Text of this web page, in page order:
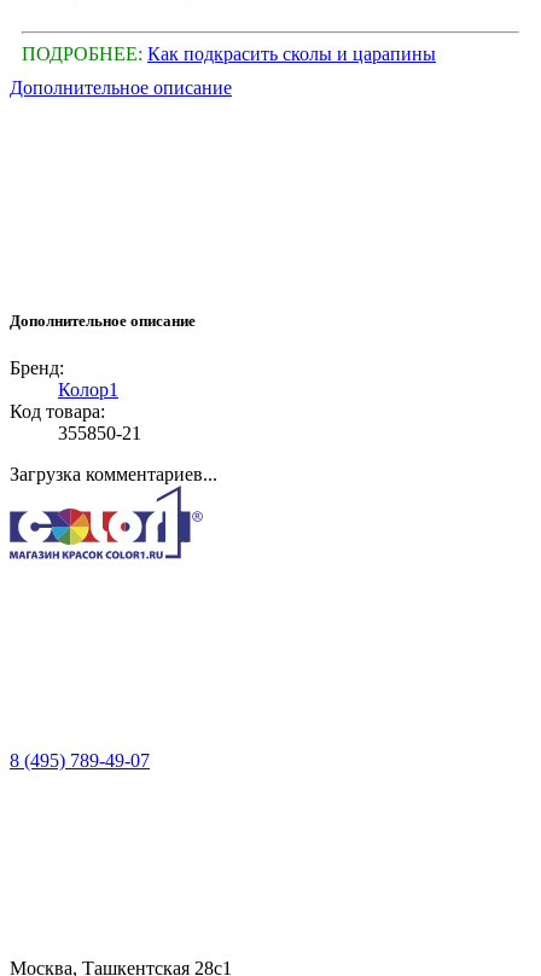
ПОДРОБНЕЕ: Как подкрасить сколы и царапины
Дополнительное описание
Дополнительное описание
Бренд:
Колор1
Код товара:
355850-21
Загрузка комментариев...
8 (495) 789-49-07
Москва, Ташкентская 28с1